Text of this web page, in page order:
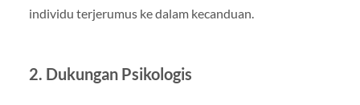
individu terjerumus ke dalam kecanduan.
2. Dukungan Psikologis